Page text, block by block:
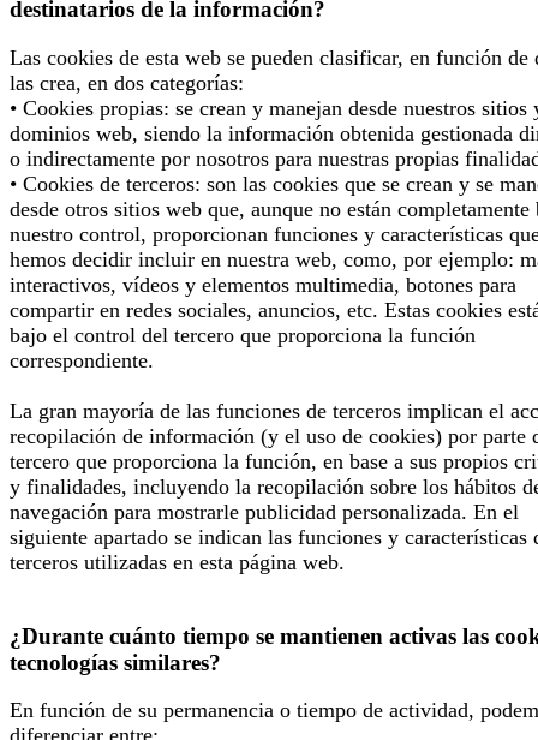
destinatarios de la información?
Las cookies de esta web se pueden clasificar, en función de
las crea, en dos categorías:
• Cookies propias: se crean y manejan desde nuestros sitios
dominios web, siendo la información obtenida gestionada
o indirectamente por nosotros para nuestras propias
• Cookies de terceros: son las cookies que se crean y se
desde otros sitios web que, aunque no están completamente
nuestro control, proporcionan funciones y características
hemos decidir incluir en nuestra web, como, por ejemplo:
interactivos, vídeos y elementos multimedia, botones para
compartir en redes sociales, anuncios, etc. Estas cookies
bajo el control del tercero que proporciona la función
correspondiente.
La gran mayoría de las funciones de terceros implican el
recopilación de información (y el uso de cookies) por parte
tercero que proporciona la función, en base a sus propios
y finalidades, incluyendo la recopilación sobre los hábitos
navegación para mostrarle publicidad personalizada. En el
siguiente apartado se indican las funciones y características
terceros utilizadas en esta página web.
¿Durante cuánto tiempo se mantienen activas las
tecnologías similares?
En función de su permanencia o tiempo de actividad,